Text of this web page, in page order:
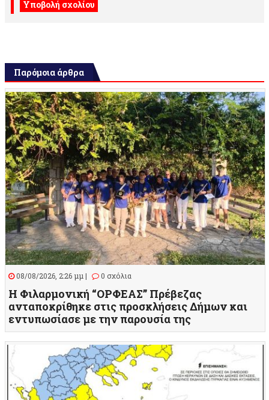
Παρόμοια άρθρα
08/08/2026, 2:26 μμ | 0 σχόλια
Η Φιλαρμονική “ΟΡΦΕΑΣ” Πρέβεζας
ανταποκρίθηκε στις προσκλήσεις Δήμων και
εντυπωσίασε με την παρουσία της